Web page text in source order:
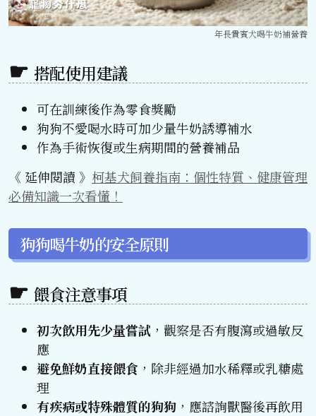
年長貴賓犬喝牛奶補營養
搭配使用建議
可在訓練後作為零食獎勵
狗狗不愛喝水時可加少量牛奶誘導補水
作為手術恢復或生病期間的營養補品
《 延伸閱讀 》 柯基犬飼養指南：個性特質、健康管理
必備知識一次看懂！
狗狗喝牛奶的安全原則
餵食注意事項
初次飲用先少量嘗試 ，觀察是否有腹瀉或過敏反
應
避免鮮奶直接餵食 ，除非經過加水稀釋或乳糖處
理
有疾病或特殊體質的狗狗 ，應諮詢獸醫後再飲用